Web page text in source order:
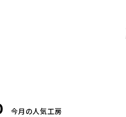
今月の人気工房